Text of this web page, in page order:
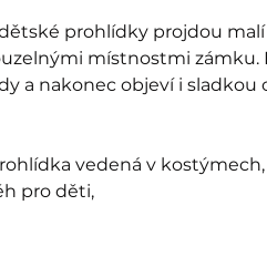
prohlídky projdou
místnostmi
a nakonec objeví i sladkou
vedená v kostýmech,
pro děti,